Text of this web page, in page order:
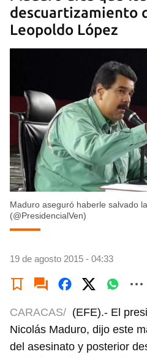
descuartizamiento
Leopoldo López
Maduro aseguró haberle salvado
(@PresidencialVen)
19 de agosto 2015 - 04:33
CARACAS/ (EFE).- El
Nicolás Maduro, dijo este
del asesinato y posterior